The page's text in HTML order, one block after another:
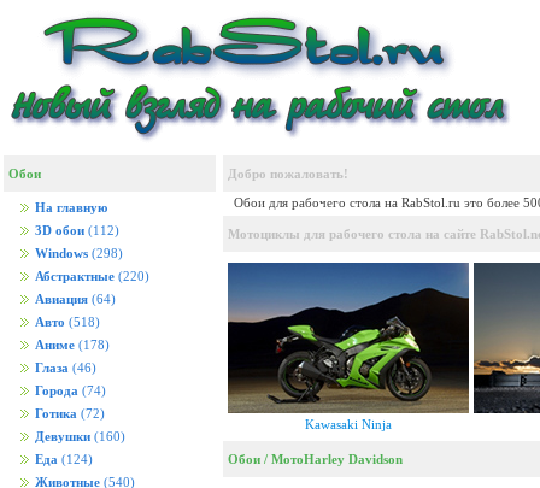
Обои
На главную
3D обои (112)
Windows (298)
Абстрактные (220)
Авиация (64)
Авто (518)
Аниме (178)
Глаза (46)
Города (74)
Готика (72)
Девушки (160)
Еда (124)
Животные (540)
Добро пожаловать!
Обои для рабочего стола на RabStol.ru это более
Мотоциклы для рабочего стола на сайте
Kawasaki Ninja
Обои / МотоHarley Davidson